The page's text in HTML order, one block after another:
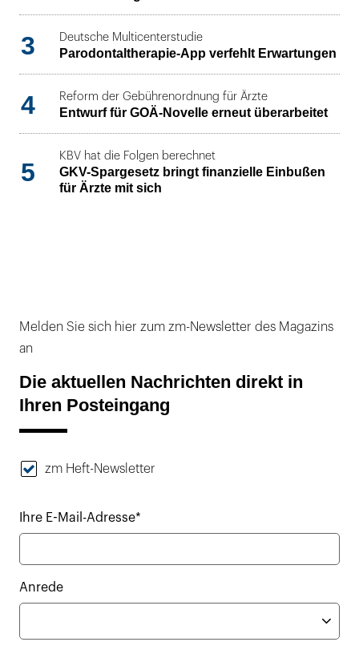
3 Deutsche Multicenterstudie
Parodontaltherapie-App verfehlt Erwartungen
4 Reform der Gebührenordnung für Ärzte
Entwurf für GOÄ-Novelle erneut überarbeitet
5
KBV hat die Folgen berechnet
GKV-Spargesetz bringt finanzielle Einbußen
für Ärzte mit sich
Melden Sie sich hier zum zm-Newsletter des Magazins
an
Die aktuellen Nachrichten direkt in
Ihren Posteingang
zm Heft-Newsletter
Ihre E-Mail-Adresse*
Anrede